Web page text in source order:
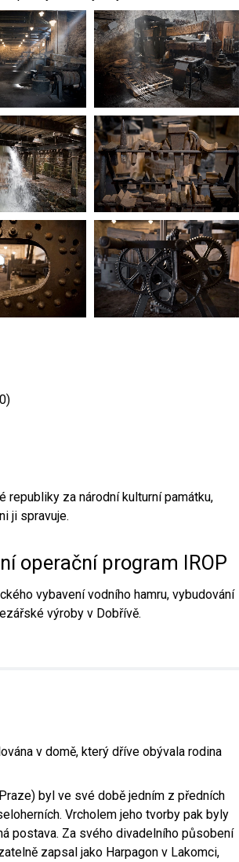
republiky za národní kulturní památku,
ji spravuje.
operační program IROP
vybavení vodního hamru, vybudování
výroby v Dobřívě.
v domě, který dříve obývala rodina
byl ve své době jedním z předních
Vrcholem jeho tvorby pak byly
postava. Za svého divadelního působení
zapsal jako Harpagon v Lakomci,